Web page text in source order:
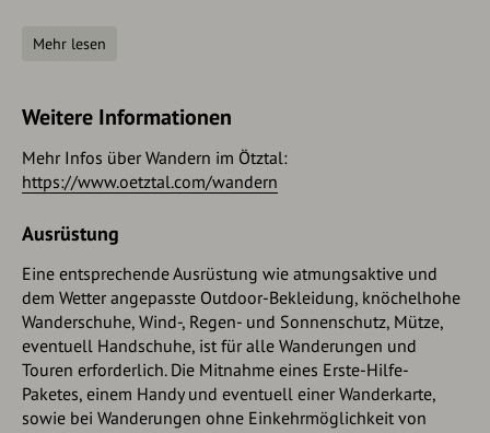
Folgende Parkmöglichkeiten stehen zur Verfügung:
Parkplatz Acherkogelbahn – für Gäste der Gondelbahn
kostenlos, campieren verboten
Parkplatz Raftingeinstiegsstelle (am Ortsende von Oetz
Parkmöglichkeiten, campieren verboten
Zentrumsparkplatz Oetz (gebührenpflichtig)
Parken über Nacht während mehrtägigen Touren:
Zentrumparkplatz Oetz, Das Ticket ist im
Informationsbüro Oetz erhältlich.
Bei Auffahrt mit der Ochsengartengondelbahn
kostenlose Parkplätze in Ochsengarten - campieren
verboten
Mehr lesen
Weitere Informationen
Mehr Infos über Wandern im Ötztal:
https://www.oetztal.com/wandern
Ausrüstung
Eine entsprechende Ausrüstung wie atmungsaktive und
dem Wetter angepasste Outdoor-Bekleidung, knöchelhohe
Wanderschuhe, Wind-, Regen- und Sonnenschutz, Mütze,
eventuell Handschuhe, ist für alle Wanderungen und
Touren erforderlich. Die Mitnahme eines Erste-Hilfe-
Paketes, einem Handy und eventuell einer Wanderkarte,
sowie bei Wanderungen ohne Einkehrmöglichkeit von